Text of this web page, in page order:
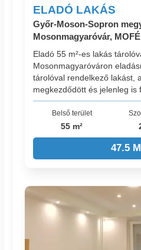
ELADÓ LAKÁS
Győr-Moson-Sopron
Mosonmagyaróvár,
Eladó 55 m²-es lakás
Mosonmagyaróváron
tárolóval rendelkező lakást,
megkezdődött és jelenleg is
Belső terület
55 m²
47.5